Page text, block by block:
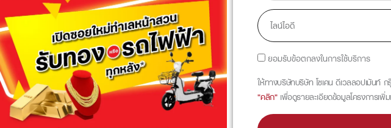
Line
ID
ยอมรับข้อตกลงในการใช้บริการ
ให้ทางบริษัทบริษัท โซเคน ดีเวลลอปเมันท์
"คลิก"เพื่อดูรายละเอียดข้อมูลโครงการเพิ่ม